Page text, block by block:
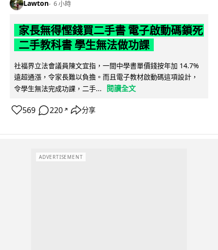
Lawton 6 小時
家長無得慳錢買二手書 電子啟動碼鎖死
二手教科書 學生無法做功課
社福界立法會議員陳文宜指，一間中學書單價錢按年加 14.7%
遠超通漲，令家長難以負擔。而且電子教材啟動碼這項設計，
令學生無法完成功課，二手...
閱讀全文
569 220 ↗ 分享
ADVERTISEMENT